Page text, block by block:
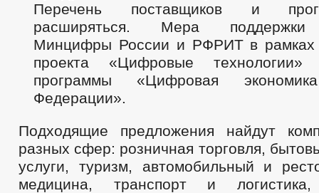
Перечень поставщиков и
расширяться. Мера поддержки
Минцифры России и РФРИТ в рамках
проекта «Цифровые технологии»
программы «Цифровая
Федерации».
Подходящие предложения найдут
разных сфер: розничная торговля,
услуги, туризм, автомобильный и
медицина, транспорт и логистика,